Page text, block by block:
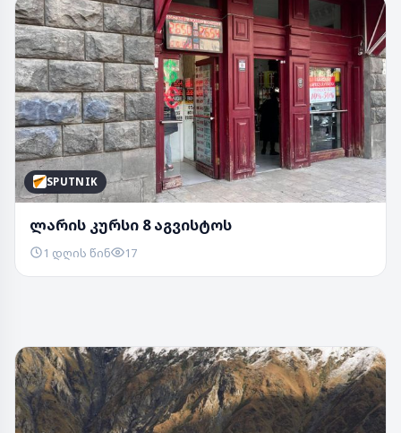
SPUTNIK
ლარის კურსი 8 აგვისტოს
1 დღის წინ 17